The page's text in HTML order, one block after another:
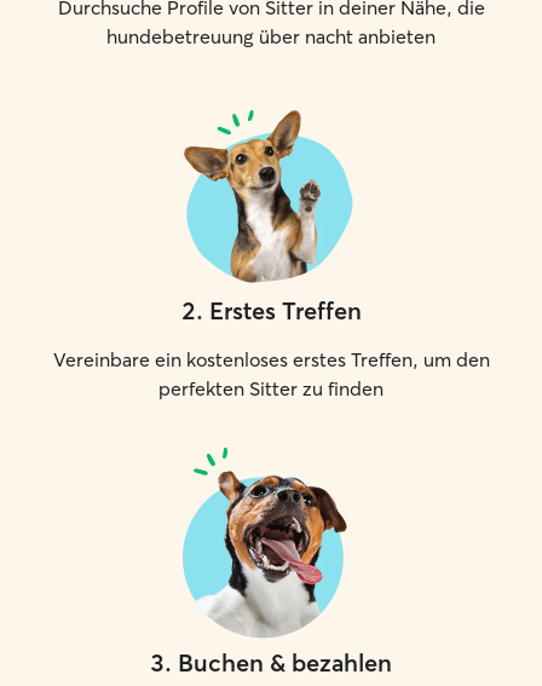
Durchsuche Profile von Sitter in deiner Nähe, die
hundebetreuung über nacht anbieten
2. Erstes Treffen
Vereinbare ein kostenloses erstes Treffen, um den
perfekten Sitter zu finden
3. Buchen & bezahlen